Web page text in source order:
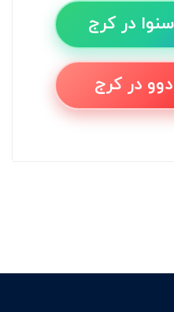
در کرج
در کرج